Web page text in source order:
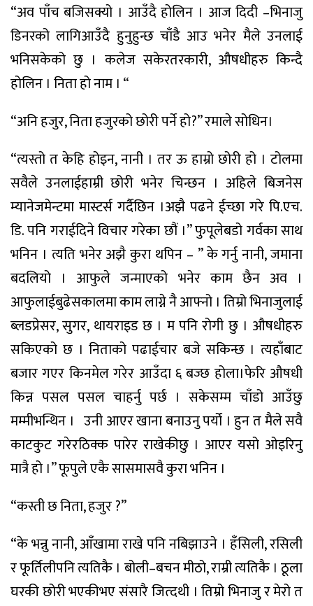
“अव पाँचबजिसक्यो । आउँदैहोलिन । आजदिदी –भिनाजु
डिनरको लागिआउँदै हुनुहुन्छ चाँडै आउ भनेर मैले उनलाई
भनिसकेको छु । कलेज सकेरतरकारी, औषधीहरु किन्दै
होलिन । निताहोनाम । “
“अनिहजुर,निताहजुरकोछोरीपर्नेहो?”रमालेसोधिन।
“त्यस्तोतकेहिहोइन,नानी । तरऊहाम्रोछोरीहो । टोलमा
सवैले उनलाईहाम्री छोरी भनेर चिन्छन । अहिले बिजनेस
म्यानेजमेन्टमा मास्टर्स गर्दैछिन ।अझै पढने ईच्छा गरे पि.एच.
डि.पनिगराईदिनेविचारगरेकाछौं ।”फुपूलेबडोगर्वकासाथ
भनिन । त्यतिभनेरअझैकुरा थपिन – ”केगर्नुनानी,जमाना
बदलियो । आफुले जन्माएको भनेर काम छैन अव ।
आफुलाईबुढेसकालमाकामलाग्नेनैआफ्नो । तिम्रोभिनाजुलाई
ब्लडप्रेसर,सुगर, थायराइडछ । मपनिरोगी छु । औषधीहरु
सकिएको छ । निताको पढाईचार बजे सकिन्छ । त्यहाँबाट
बजारगएर किनमेलगरेर आउँदा ६बज्छ होला।फेरि औषधी
किन्न पसल पसल चाहर्नु पर्छ । सकेसम्म चाँडो आउँछु
मम्मीभन्थिन । उनीआएरखानाबनाउनुपर्यो । हुनतमैलेसवै
काटकुट गरेरठिक्क पारेर राखेकीछु । आएर यसो ओइरिनु
मात्रैहो ।”फूपुलेएकैसासमासवैकुराभनिन ।
“कस्तीछनिता,हजुर?”
“केभन्नुनानी,आँखामाराखेपनिनबिझाउने । हँसिली,रसिली
रफूर्तिलीपनित्यतिकै । बोली–बचनमीठो,राम्रीत्यतिकै । ठूला
घरकीछोरीभएकीभएसंसारैजित्दथी । तिम्रोभिनाजुरमेरोत